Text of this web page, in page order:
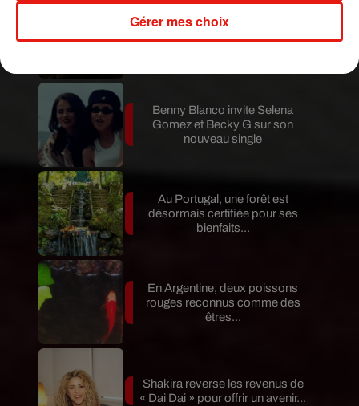
Au Guatemala, le volcan de
Fuego entre en éruption
Benny Blanco invite Selena
Gomez et Becky G sur son
nouveau single
Au Portugal, une forêt est
désormais certifiée pour ses
bienfaits...
En Argentine, deux poissons
rouges reconnus comme des
êtres...
Shakira reverse les revenus de
« Dai Dai » pour offrir un avenir...
Gérer mes choix